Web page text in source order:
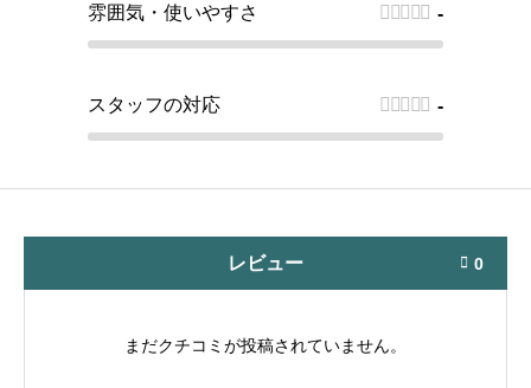
雰囲気・使いやすさ    -
スタッフの対応    -
レビュー  0
まだクチコミが投稿されていません。